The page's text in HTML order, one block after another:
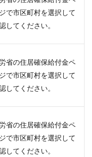
で市区町村を選択して
してください。
省の住居確保給付金ペ
で市区町村を選択して
してください。
省の住居確保給付金ペ
で市区町村を選択して
してください。